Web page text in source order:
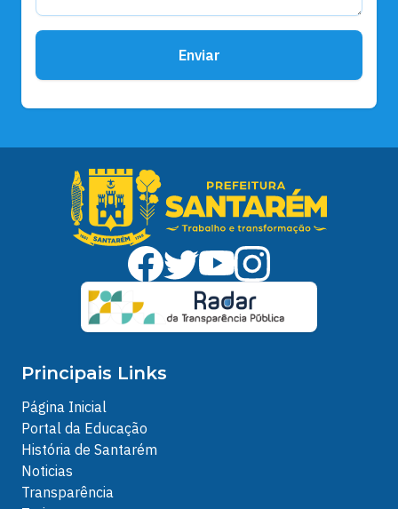
Enviar
Principais Links
Página Inicial
Portal da Educação
História de Santarém
Noticias
Transparência